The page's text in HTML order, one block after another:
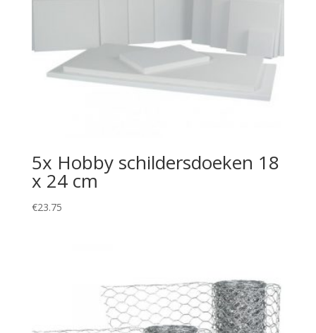
5x Hobby schildersdoeken 18
x 24 cm
€23.75